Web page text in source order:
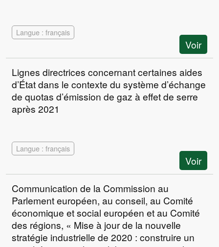
Langue : français
Voir
Lignes directrices concernant certaines aides
d’État dans le contexte du système d’échange
de quotas d’émission de gaz à effet de serre
après 2021
Langue : français
Voir
Communication de la Commission au
Parlement européen, au conseil, au Comité
économique et social européen et au Comité
des régions, « Mise à jour de la nouvelle
stratégie industrielle de 2020 : construire un